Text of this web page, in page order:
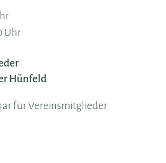
Uhr
Hünfeld
für Vereinsmitglieder